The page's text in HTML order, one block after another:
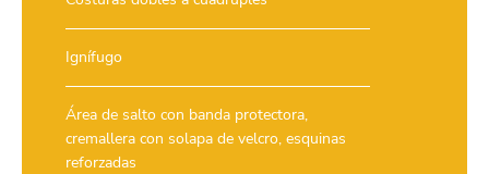
Ignífugo
Área de salto con banda protectora,
cremallera con solapa de velcro, esquinas
reforzadas